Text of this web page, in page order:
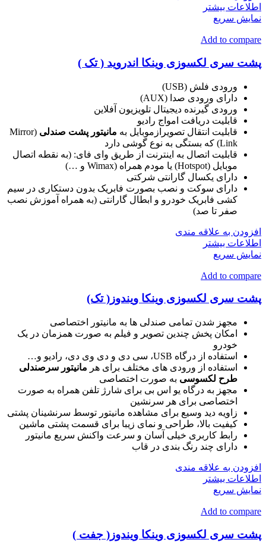
اطلاعات بیشتر
نمایش سریع
Add to compare
پشت سری لکسوزی وینکا اندروید ( تک )
ورودی فلش (USB)
دارای ورودی صدا (AUX)
ورودی گیرنده دیجیتال تلویزیون آفلاین
قابلیت دریافت امواج رادیو
قابلیت انتقال تصویرازموبایل به مانیتور پشت صندلی (Mirror
Link) که بستگی به نوع گوشی دارد
قابلیت اتصال به اینترنت از طریق وای فای: (به نقطه اتصال
موبایل (Hotspot) یا مودم همراه (Wimax و …)
دارای یکسال گارانتی شرکتی
دارای سوکت و نصب بصورت فابریک بدون دستکاری در سیم
کشی فابریک خودرو و ابطال گارانتی (به همراه آموزش نصب
صفر تا صد)
افزودن به علاقه مندی
اطلاعات بیشتر
نمایش سریع
Add to compare
پشت سری لکسوزی وینکا ویندوز( تک)
مجهز شدن تمامی صندلی ها به مانیتور اختصاصی
امکان پخش چندین تصویر و فیلم به صورت همزمان در یک
خودرو
استفاده از درگاه USB، سی دی و دی وی دی، رادیو و…
استفاده از ورودی های مختلف برای هر مانیتور سرصندلی
طرح لکسوسی به صورت اختصاصی
مجهز به درگاه یو اس بی برای شارژ تلفن همراه به صورت
اختصاصی برای هر سرنشین
زاویه دید وسیع برای مشاهده مانیتور توسط سرنشینان پشتی
کیفیت بالا، طراحی و نمای زیبا برای قسمت پشتی ماشین
رابط کاربری خیلی آسان و سرعت واکنش سریع مانیتور
دارای چند رنگ بندی در قاب
افزودن به علاقه مندی
اطلاعات بیشتر
نمایش سریع
Add to compare
پشت سری لکسوزی وینکا ویندوز( جفت )